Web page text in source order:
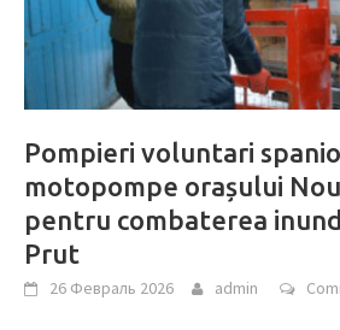
Pompieri voluntari
motopompe orașului
pentru combaterea
Prut
26 Февраль 2026 admin